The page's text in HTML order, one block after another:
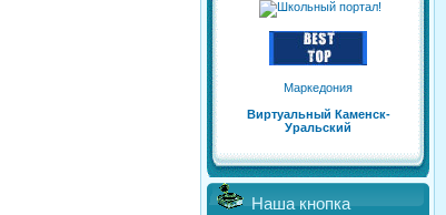
Маркедония
Виртуальный Каменск-
Уральский
Наша кнопка